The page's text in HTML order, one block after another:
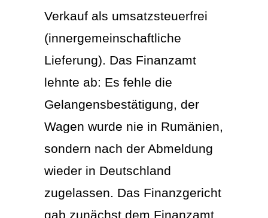
Verkauf als umsatzsteuerfrei
(innergemeinschaftliche
Lieferung). Das Finanzamt
lehnte ab: Es fehle die
Gelangensbestätigung, der
Wagen wurde nie in Rumänien,
sondern nach der Abmeldung
wieder in Deutschland
zugelassen. Das Finanzgericht
gab zunächst dem Finanzamt